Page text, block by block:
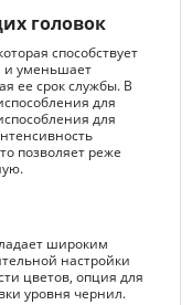
головок
способствует
и уменьшает
ее срок службы. В
для
для
позволяет реже
широким
настройки
цветов, опция для
уровня чернил.